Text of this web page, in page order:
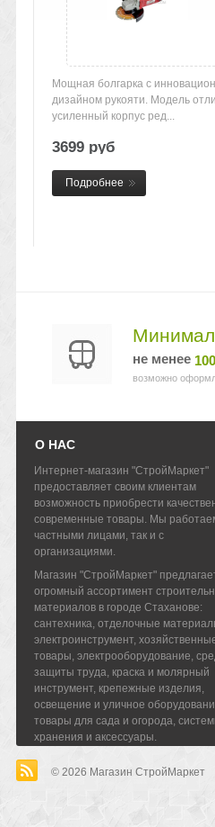
Мощная болгарка с
дизайном рукояти. Модель
усиленный корпус ред...
3699 руб
Подробнее
не менее
возможно
О НАС
Интернет-магазин "СтройМаркет"
предоставляет своим клиентам
возможность приобрести
современные товары. Мы
частными лицами, так и с
организациями.
Магазин "СтройМаркет"
огромный ассортимент
материалов в городе Стаханове:
сантехника, отделочные
электроинструмент,
товары, электрооборудование,
защиты труда, краска и молярный
инструмент, крепежные изделия,
освещение и уличное
товары для сада и огорода,
хранения и аксессуары.
© 2026 Магазин СтройМаркет